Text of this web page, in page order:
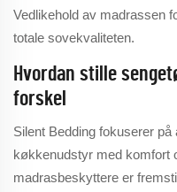
Vedlikehold av madrassen
totale sovekvaliteten.
Hvordan stille
forskel
Silent Bedding fokuserer
køkkenudstyr med komfort
madrasbeskyttere er